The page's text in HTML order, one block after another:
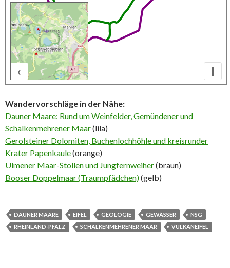
I
200 m
‹
Wandervorschläge in der Nähe:
Dauner Maare: Rund um Weinfelder, Gemündener und
Schalkenmehrener Maar(lila)
Gerolsteiner Dolomiten, Buchenlochhöhle und kreisrunder
Krater Papenkaule(orange)
Ulmener Maar-Stollen und Jungfernweiher(braun)
Booser Doppelmaar (Traumpfädchen)(gelb)
DAUNER MAARE EIFEL GEOLOGIE GEWÄSSER
NSG
RHEINLAND-PFALZ
SCHALKENMEHRENER MAAR VULKANEIFEL